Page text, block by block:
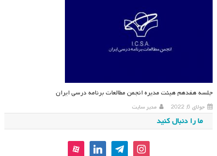
جلسه هفدهم هیئت مدیره انجمن مطالعات برنامه درسی ایران
جولای 6, 2022 مدیر سایت
ما را دنبال کنید
instagram
telegram
linkedin
aparat